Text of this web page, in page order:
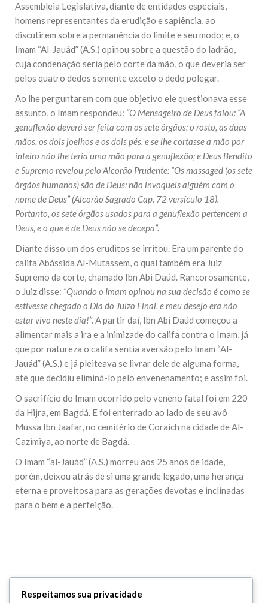
Assembleia Legislativa, diante de entidades especiais,
homens representantes da erudição e sapiência, ao
discutirem sobre a permanência do limite e seu modo; e, o
Imam “Al-Jauád” (A.S.) opinou sobre a questão do ladrão,
cuja condenação seria pelo corte da mão, o que deveria ser
pelos quatro dedos somente exceto o dedo polegar.
Ao lhe perguntarem com que objetivo ele questionava esse
assunto, o Imam respondeu: “O Mensageiro de Deus falou: “A
genuflexão deverá ser feita com os sete órgãos: o rosto, as duas
mãos, os dois joelhos e os dois pés, e se lhe cortasse a mão por
inteiro não lhe teria uma mão para a genuflexão; e Deus Bendito
e Supremo revelou pelo Alcorão Prudente: “Os massaged (os sete
órgãos humanos) são de Deus; não invoqueis alguém com o
nome de Deus” (Alcorão Sagrado Cap. 72 versículo 18).
Portanto, os sete órgãos usados para a genuflexão pertencem a
Deus, e o que é de Deus não se decepa”.
Diante disso um dos eruditos se irritou. Era um parente do
califa Abássida Al-Mutassem, o qual também era Juiz
Supremo da corte, chamado Ibn Abi Daúd. Rancorosamente,
o Juiz disse: “Quando o Imam opinou na sua decisão é como se
estivesse chegado o Dia do Juízo Final, e meu desejo era não
estar vivo neste dia!”. A partir daí, Ibn Abi Daúd começou a
alimentar mais a ira e a inimizade do califa contra o Imam, já
que por natureza o califa sentia aversão pelo Imam “Al-
Jauád” (A.S.) e já pleiteava se livrar dele de alguma forma,
até que decidiu eliminá-lo pelo envenenamento; e assim foi.
O sacrifício do Imam ocorrido pelo veneno fatal foi em 220
da Hijra, em Bagdá. E foi enterrado ao lado de seu avô
Mussa Ibn Jaafar, no cemitério de Coraich na cidade de Al-
Cazimiya, ao norte de Bagdá.
O Imam “al-Jauád” (A.S.) morreu aos 25 anos de idade,
porém, deixou atrás de si uma grande legado, uma herança
eterna e proveitosa para as gerações devotas e inclinadas
para o bem e a perfeição.
Respeitamos sua privacidade